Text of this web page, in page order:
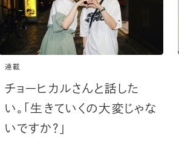
連載
チョーヒカルさんと話した
い。「生きていくの大変じゃな
いですか？」